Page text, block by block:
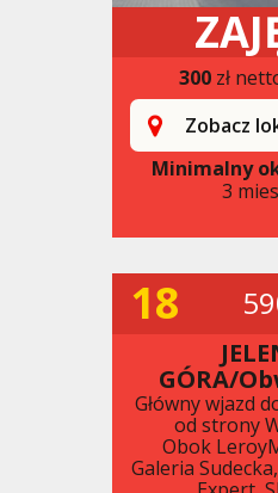
300zł
Zobacz
Minimalny
3
18
GÓRA/
Główny wjazd
od strony
Obok
Galeria